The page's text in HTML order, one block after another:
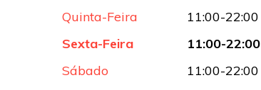
Quinta-Feira
11:00-22:00
Sexta-Feira
11:00-22:00
Sábado
11:00-22:00